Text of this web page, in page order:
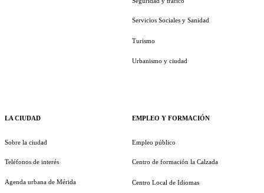
LA CIUDAD
Sobre la ciudad
Teléfonos de interés
Agenda urbana de Mérida
Servicios Sociales y Sanidad
Turismo
Urbanismo y ciudad
EMPLEO Y FORMACIÓN
Empleo público
Centro de formación la Calzada
Centro Local de Idiomas